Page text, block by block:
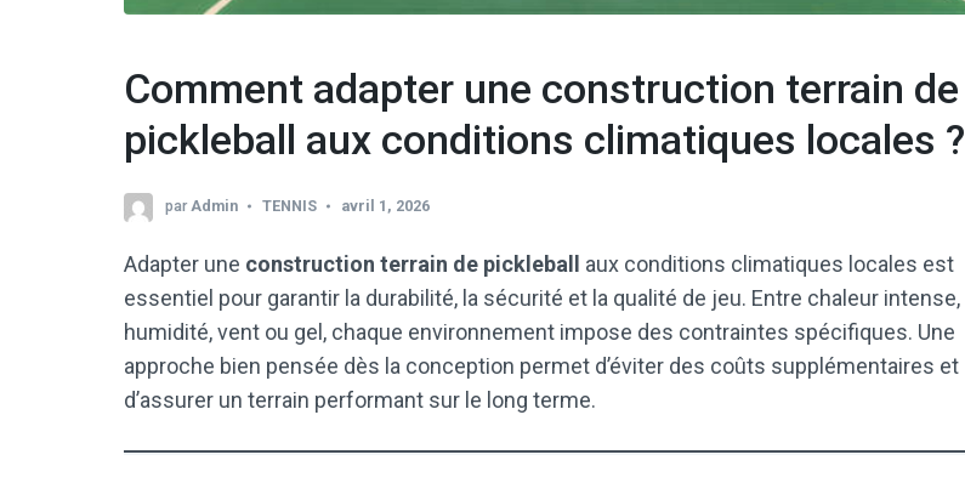
Comment adapter une construction terrain de
pickleball aux conditions climatiques locales ?
parAdmin TENNIS avril 1, 2026
Adapter une construction terrain de pickleball
aux conditions climatiques locales est
essentiel pour garantir la durabilité, la sécurité et la qualité de jeu. Entre chaleur intense,
humidité, vent ou gel, chaque environnement impose des contraintes spécifiques. Une
approche bien pensée dès la conception permet d’éviter des coûts supplémentaires et
d’assurer un terrain performant sur le long terme.